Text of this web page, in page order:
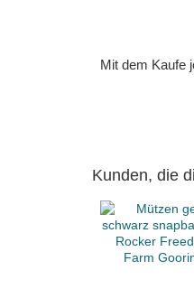
Mit dem Kaufe
Kunden, die